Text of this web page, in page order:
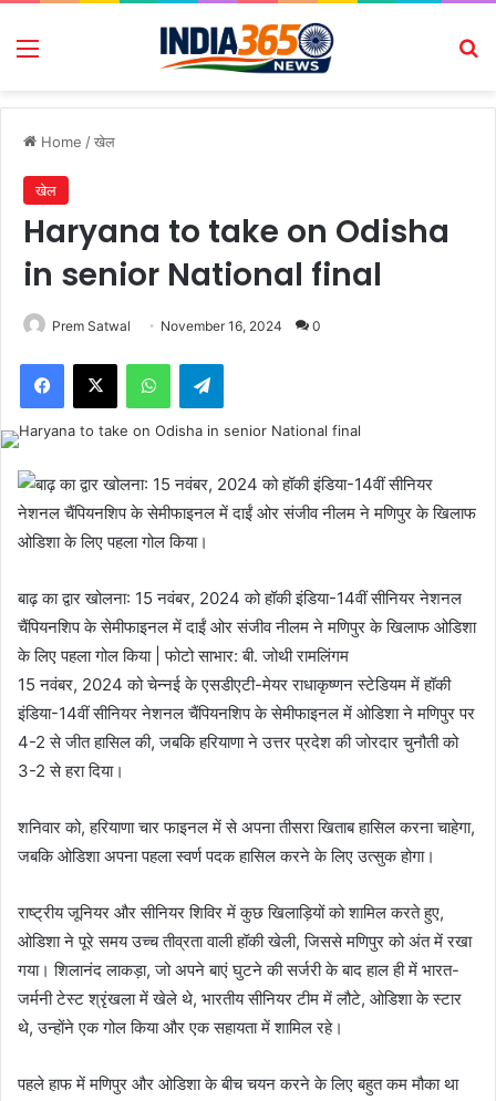
Menu
Home /खेल
खेल
Haryana to take on Odisha
in senior National final
Prem Satwal November 16, 2024 0
Facebook
X WhatsAppTelegram
बाढ़ का द्वार खोलना: 15 नवंबर, 2024 को हॉकी इंडिया-14वीं सीनियर नेशनल
चैंपियनशिप के सेमीफाइनल में दाईं ओर संजीव नीलम ने मणिपुर के खिलाफ ओडिशा
के लिए पहला गोल किया | फोटो साभार: बी. जोथी रामलिंगम
15 नवंबर, 2024 को चेन्नई के एसडीएटी-मेयर राधाकृष्णन स्टेडियम में हॉकी
इंडिया-14वीं सीनियर नेशनल चैंपियनशिप के सेमीफाइनल में ओडिशा ने मणिपुर पर
4-2 से जीत हासिल की, जबकि हरियाणा ने उत्तर प्रदेश की जोरदार चुनौती को
3-2 से हरा दिया।
शनिवार को, हरियाणा चार फाइनल में से अपना तीसरा खिताब हासिल करना चाहेगा,
जबकि ओडिशा अपना पहला स्वर्ण पदक हासिल करने के लिए उत्सुक होगा।
राष्ट्रीय जूनियर और सीनियर शिविर में कुछ खिलाड़ियों को शामिल करते हुए,
ओडिशा ने पूरे समय उच्च तीव्रता वाली हॉकी खेली, जिससे मणिपुर को अंत में रखा
गया। शिलानंद लाकड़ा, जो अपने बाएं घुटने की सर्जरी के बाद हाल ही में भारत-
जर्मनी टेस्ट श्रृंखला में खेले थे, भारतीय सीनियर टीम में लौटे, ओडिशा के स्टार
थे, उन्होंने एक गोल किया और एक सहायता में शामिल रहे।
पहले हाफ में मणिपुर और ओडिशा के बीच चयन करने के लिए बहुत कम मौका था